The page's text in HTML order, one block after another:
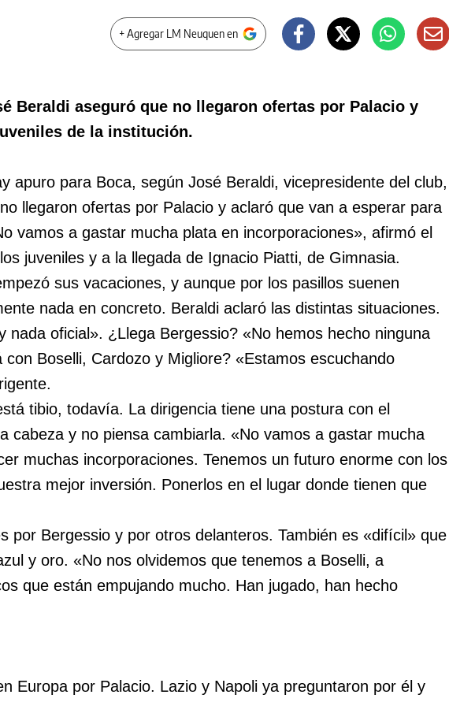
+ Agregar LM Neuquen en
Beraldi aseguró que no llegaron ofertas por Palacio y
de la institución.
apuro para Boca, según José Beraldi, vicepresidente del club,
llegaron ofertas por Palacio y aclaró que van a esperar para
vamos a gastar mucha plata en incorporaciones», afirmó el
juveniles y a la llegada de Ignacio Piatti, de Gimnasia.
sus vacaciones, y aunque por los pasillos suenen
nada en concreto. Beraldi aclaró las distintas situaciones.
nada oficial». ¿Llega Bergessio? «No hemos hecho ninguna
Boselli, Cardozo y Migliore? «Estamos escuchando
tibio, todavía. La dirigencia tiene una postura con el
cabeza y no piensa cambiarla. «No vamos a gastar mucha
muchas incorporaciones. Tenemos un futuro enorme con los
mejor inversión. Ponerlos en el lugar donde tienen que
por Bergessio y por otros delanteros. También es «difícil» que
y oro. «No nos olvidemos que tenemos a Boselli, a
que están empujando mucho. Han jugado, han hecho
Europa por Palacio. Lazio y Napoli ya preguntaron por él y